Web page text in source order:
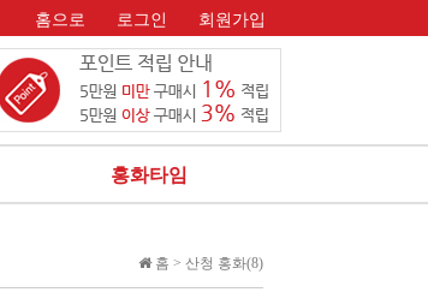
회원가입
로그인
홈으로
홍화타임
홈 > 산청 홍화(8)